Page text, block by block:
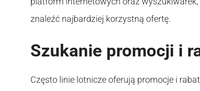
znaleźć najbardziej korzystną ofertę.
Szukanie promocji i
Często linie lotnicze oferują promocje i